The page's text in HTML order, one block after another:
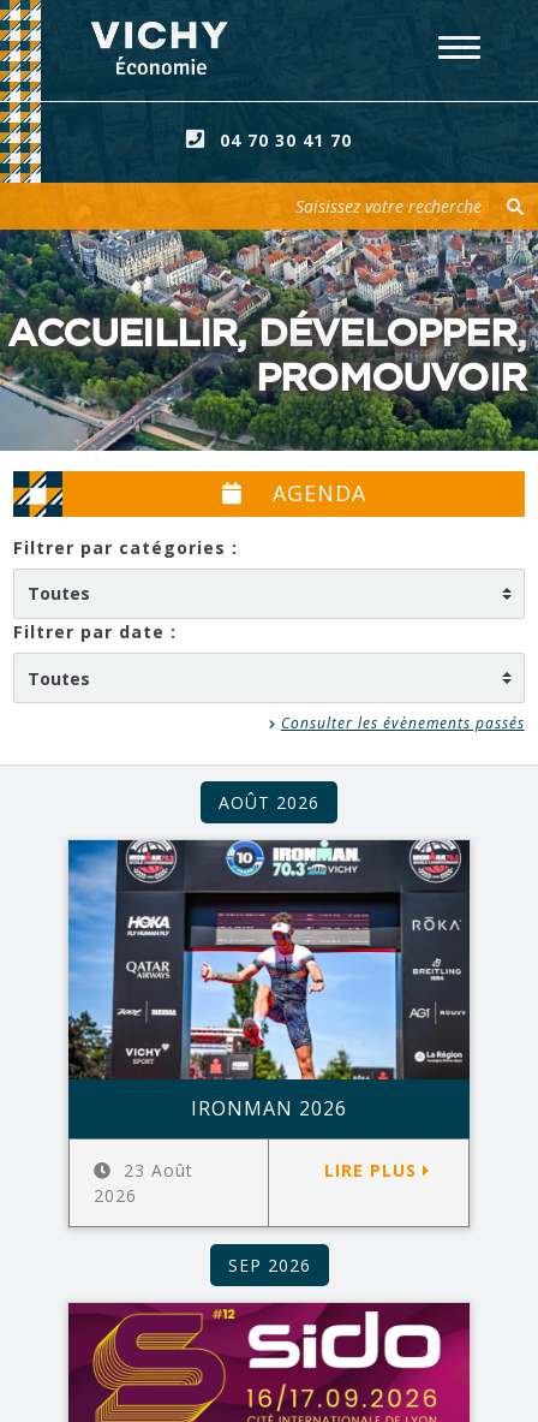
04 70 30 41 70
ACCUEILLIR, DÉVELOPPER,
PROMOUVOIR
AGENDA
Filtrer par catégories :
Filtrer par date :
Consulter les évènements passés
AOÛT 2026
IRONMAN 2026
23 Août
2026
LIRE PLUS
SEP 2026